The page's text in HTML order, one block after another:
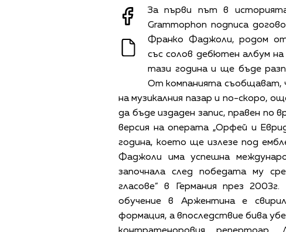
За първи път в историята
Grammophon подписа
Франко Фаджоли, родом
със солов дебютен албум
тази година и ще бъде
От компанията съобщават,
на музикалния пазар и по-скоро,
да бъде издаден запис, правен по
версия на операта „Орфей и
година, което ще излезе под
Фаджоли има успешна
започнала след победата му
гласове” в Германия през
обучение в Аржентина е
формация, а впоследствие бива